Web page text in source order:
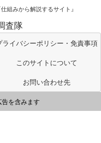
組みから解説するサイト』
査隊
ライバシーポリシー・免責事項
このサイトについて
お問い合わせ先
を含みます